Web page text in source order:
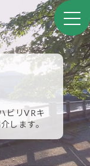
ビリVRキ
します。